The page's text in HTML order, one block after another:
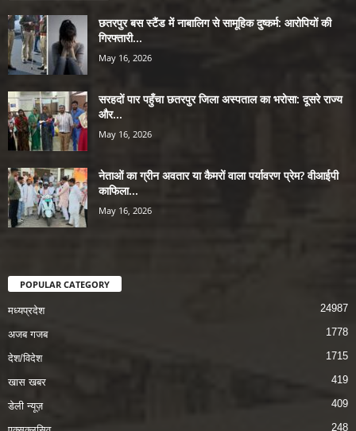
छतरपुर बस स्टैंड में नाबालिग से सामूहिक दुष्कर्म: आरोपियों की
गिरफ्तारी...
May 16, 2026
सरहदों पार पहुँचा छतरपुर जिला अस्पताल का भरोसा: दूसरे राज्य
और...
May 16, 2026
नेताओं का ग्रीन अवतार या कैमरों वाला पर्यावरण प्रेम? वीआईपी
काफिला...
May 16, 2026
POPULAR CATEGORY
मध्यप्रदेश 24987
अजब गजब 1778
देश/विदेश 1715
खास खबर 419
डेली न्यूज़ 409
248